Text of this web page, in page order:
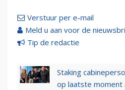
Verstuur per e-mail
Meld u aan voor de
Tip de redactie
Staking
op laatste moment